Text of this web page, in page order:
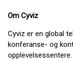
Om Cyviz
Cyviz er en global
konferanse- og